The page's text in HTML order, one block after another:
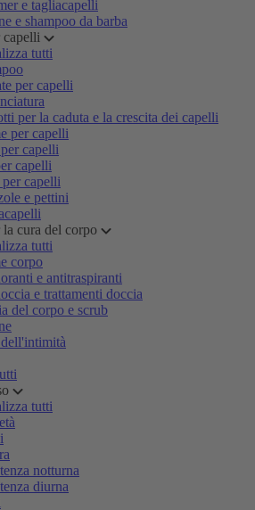
e tagliacapelli
e shampoo da barba
capelli
tutti
per capelli
per la caduta e la crescita dei capelli
per capelli
capelli
capelli
per capelli
e pettini
cura del corpo
tutti
corpo
e antitraspiranti
e trattamenti doccia
del corpo e scrub
tutti
notturna
diurna